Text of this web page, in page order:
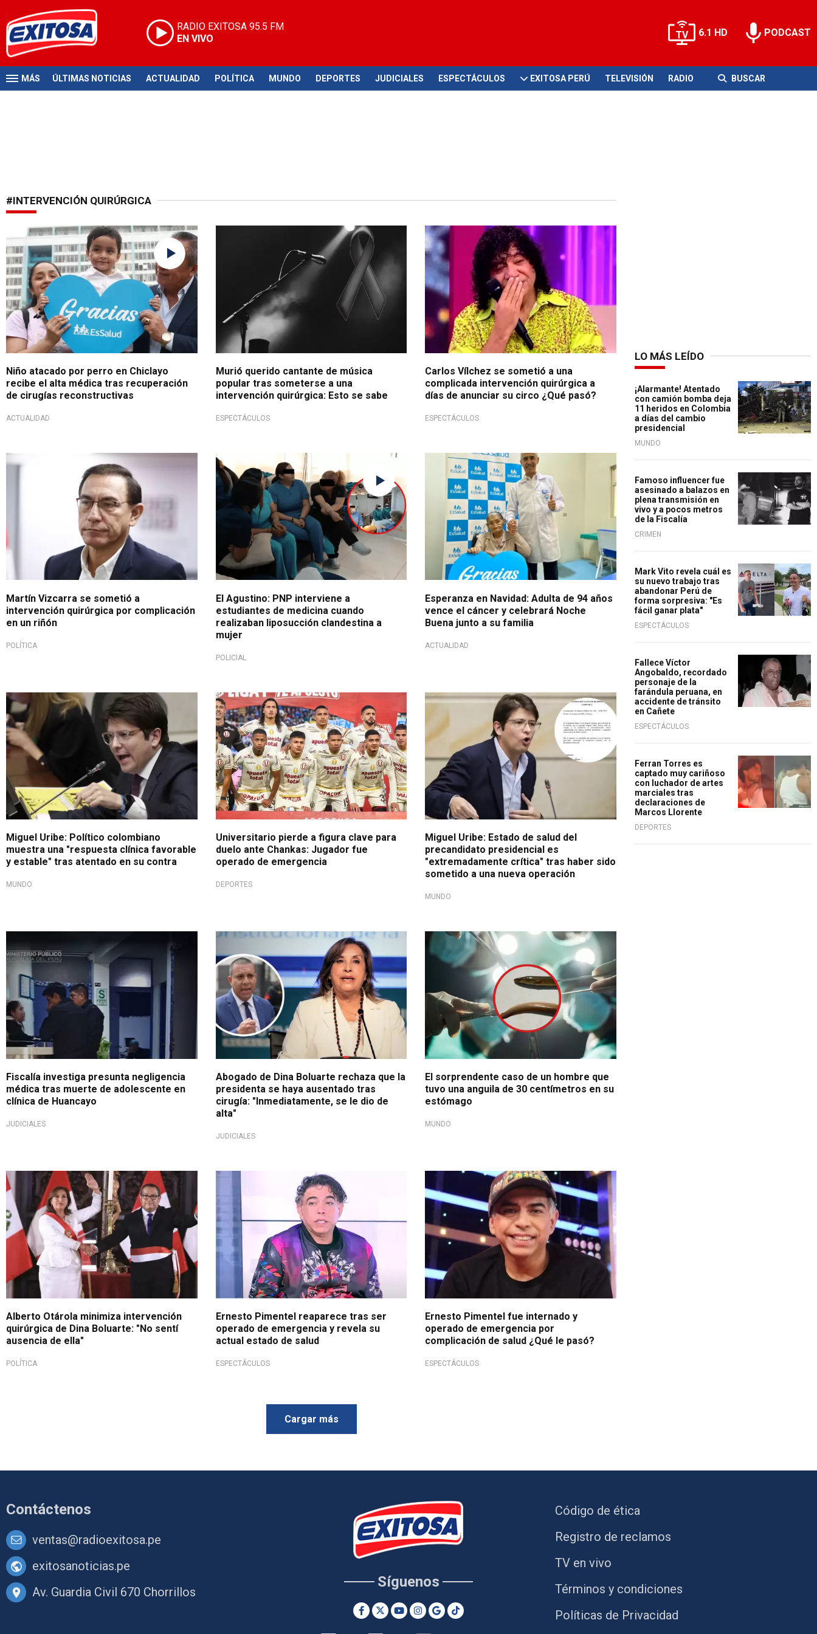
RADIO EXITOSA 95.5 FM
EN VIVO
6.1 HD PODCAST
MÁS ÚLTIMAS NOTICIAS ACTUALIDAD POLÍTICA MUNDO DEPORTES JUDICIALES ESPECTÁCULOS EXITOSA PERÚ TELEVISIÓN RADIO BUSCAR
#INTERVENCIÓN QUIRÚRGICA
Recuperación exitosa
Niño atacado por perro en Chiclayo
recibe el alta médica tras recuperación
de cirugías reconstructivas
ACTUALIDAD
Conmoción en industria musical
Murió querido cantante de música
popular tras someterse a una
intervención quirúrgica: Esto se sabe
ESPECTÁCULOS
Preocupa a fans
Carlos Vílchez se sometió a una
complicada intervención quirúrgica a
días de anunciar su circo ¿Qué pasó?
ESPECTÁCULOS
Se encuentra hospitalizado
Martín Vizcarra se sometió a
intervención quirúrgica por complicación
en un riñón
POLÍTICA
Cayeron infraganti
El Agustino: PNP interviene a
estudiantes de medicina cuando
realizaban liposucción clandestina a
mujer
POLICIAL
Milagro navideño
Esperanza en Navidad: Adulta de 94 años
vence el cáncer y celebrará Noche
Buena junto a su familia
ACTUALIDAD
El 7 de junio intentaron acabar con su vida
Miguel Uribe: Político colombiano
muestra una "respuesta clínica favorable
y estable" tras atentado en su contra
MUNDO
Nadie lo esperaba
Universitario pierde a figura clave para
duelo ante Chankas: Jugador fue
operado de emergencia
DEPORTES
El 7 de junio lo intentaron asesinar
Miguel Uribe: Estado de salud del
precandidato presidencial es
"extremadamente crítica" tras haber sido
sometido a una nueva operación
MUNDO
Fiscalía investiga presunta negligencia
médica tras muerte de adolescente en
clínica de Huancayo
JUDICIALES
Entrevista en Exitosa
Abogado de Dina Boluarte rechaza que la
presidenta se haya ausentado tras
cirugía: "Inmediatamente, se le dio de
alta"
JUDICIALES
Caso médico en Vietnam
El sorprendente caso de un hombre que
tuvo una anguila de 30 centímetros en su
estómago
MUNDO
Desde el Congreso
Alberto Otárola minimiza intervención
quirúrgica de Dina Boluarte: "No sentí
ausencia de ella"
POLÍTICA
Ernesto Pimentel reaparece tras ser
operado de emergencia y revela su
actual estado de salud
ESPECTÁCULOS
Duro momento
Ernesto Pimentel fue internado y
operado de emergencia por
complicación de salud ¿Qué le pasó?
ESPECTÁCULOS
Cargar más
LO MÁS LEÍDO
¡Alarmante! Atentado
con camión bomba deja
11 heridos en Colombia
a días del cambio
presidencial
MUNDO
Famoso influencer fue
asesinado a balazos en
plena transmisión en
vivo y a pocos metros
de la Fiscalía
CRIMEN
Mark Vito revela cuál es
su nuevo trabajo tras
abandonar Perú de
forma sorpresiva: "Es
fácil ganar plata"
ESPECTÁCULOS
Fallece Víctor
Angobaldo, recordado
personaje de la
farándula peruana, en
accidente de tránsito
en Cañete
ESPECTÁCULOS
Ferran Torres es
captado muy cariñoso
con luchador de artes
marciales tras
declaraciones de
Marcos Llorente
DEPORTES
Contáctenos
ventas@radioexitosa.pe
exitosanoticias.pe
Av. Guardia Civil 670 Chorrillos
Síguenos
Código de ética
Registro de reclamos
TV en vivo
Términos y condiciones
Políticas de Privacidad